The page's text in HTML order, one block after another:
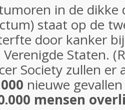
in de dikke
staat op de
door kanker
Staten.
Society zullen er
nieuwe
mensen